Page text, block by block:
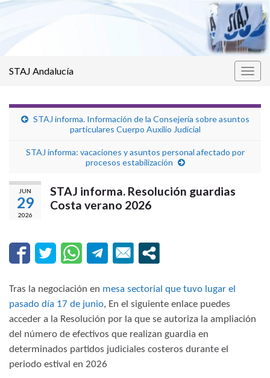
STAJ Andalucía
STAJ informa. Información de la Consejería sobre asuntos
particulares Cuerpo Auxilio Judicial
STAJ informa: vacaciones y asuntos personal afectado por
procesos estabilización
JUN
29
2026
STAJ informa. Resolución guardias
Costa verano 2026
Tras la negociación en mesa sectorial que tuvo lugar el
pasado día 17 de junio, En el siguiente enlace puedes
acceder a la Resolución por la que se autoriza la ampliación
del número de efectivos que realizan guardia en
determinados partidos judiciales costeros durante el
periodo estival en 2026